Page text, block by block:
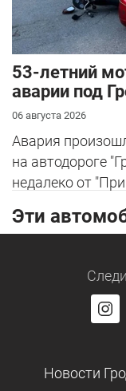
53-летний
аварии под
06 августа 2026
Авария
на автодороге
недалеко от
Эти
Новости